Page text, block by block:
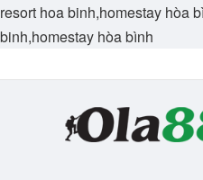
resort hoa binh,homestay hòa
binh,homestay hòa bình